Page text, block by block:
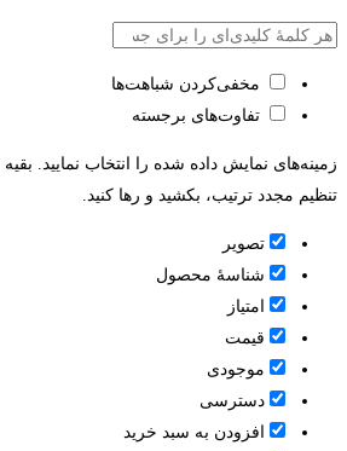
مخفی‌کردن شباهت‌ها
تفاوت‌های برجسته
زمینه‌های نمایش داده شده را انتخاب نمایید.
تنظیم مجدد ترتیب، بکشید و رها کنید.
تصویر
شناسۀ محصول
امتیاز
قيمت
موجودی
دسترسی
افزودن به سبد خرید